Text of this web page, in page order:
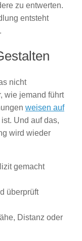
zu entwerten.
entsteht
nicht
wie jemand führt
weisen auf
Und auf das,
wird wieder
gemacht
überprüft
Distanz oder